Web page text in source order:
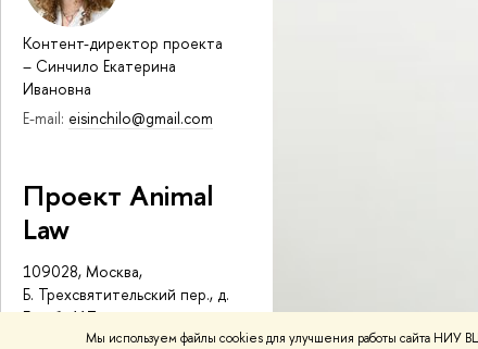
Мы используем файлы cookies для улучшения работы сайта НИУ
Контент-директор проекта
– Синчило Екатерина
Ивановна
E-mail: eisinchilo@gmail.com
Проект Animal
Law
109028, Москва,
Б. Трехсвятительский пер., д.
3, каб. 417